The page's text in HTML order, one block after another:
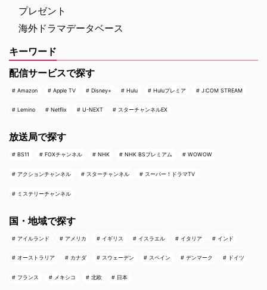
プレゼント
海外ドラマデータベース
キーワード
配信サービスで探す
Amazon Apple TV Disney+ Hulu Huluプレミア J:COM STREAM
Lemino Netflix U-NEXT スターチャンネルEX
放送局で探す
BS11 FOXチャンネル NHK NHK BSプレミアム WOWOW
アクションチャンネル スターチャンネル スーパー！ドラマTV
ミステリーチャンネル
国・地域で探す
アイルランド アメリカ イギリス イスラエル イタリア インド
オーストラリア カナダ スウェーデン スペイン デンマーク ドイツ
フランス メキシコ 北欧 日本